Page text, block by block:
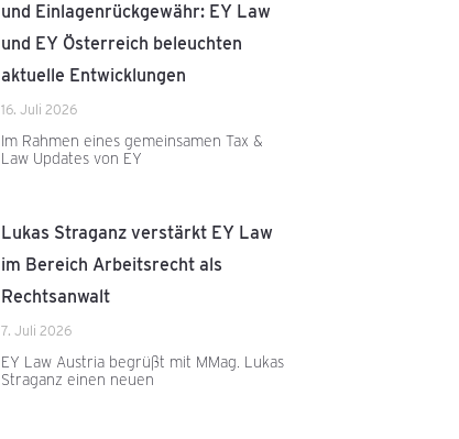
und Einlagenrückgewähr: EY Law
und EY Österreich beleuchten
aktuelle Entwicklungen
16. Juli 2026
Im Rahmen eines gemeinsamen Tax &
Law Updates von EY
Lukas Straganz verstärkt EY Law
im Bereich Arbeitsrecht als
Rechtsanwalt
7. Juli 2026
EY Law Austria begrüßt mit MMag. Lukas
Straganz einen neuen